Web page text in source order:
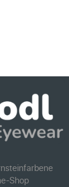
Shop